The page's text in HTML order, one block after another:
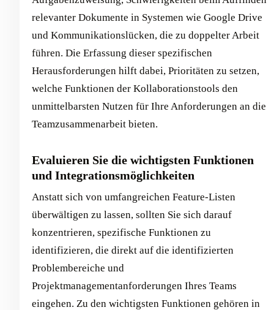
relevanter Dokumente in Systemen wie Google Drive
und Kommunikationslücken, die zu doppelter Arbeit
führen. Die Erfassung dieser spezifischen
Herausforderungen hilft dabei, Prioritäten zu setzen,
welche Funktionen der Kollaborationstools den
unmittelbarsten Nutzen für Ihre Anforderungen an die
Teamzusammenarbeit bieten.
Evaluieren Sie die wichtigsten Funktionen
und Integrationsmöglichkeiten
Anstatt sich von umfangreichen Feature-Listen
überwältigen zu lassen, sollten Sie sich darauf
konzentrieren, spezifische Funktionen zu
identifizieren, die direkt auf die identifizierten
Problembereiche und
Projektmanagementanforderungen Ihres Teams
eingehen. Zu den wichtigsten Funktionen gehören in